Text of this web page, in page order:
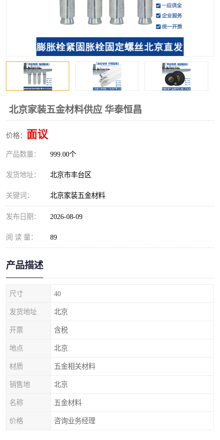
北京家装五金材料供应 华泰恒昌
价格： 面议
产品数量： 999.00个
发货地址： 北京市丰台区
关键词： 北京家装五金材料
发布日期： 2026-08-09
阅 读 量： 89
产品描述
尺寸 40
发货地址 北京
开票 含税
地点 北京
材质 五金相关材料
销售地 北京
名称 五金材料
价格 咨询业务经理